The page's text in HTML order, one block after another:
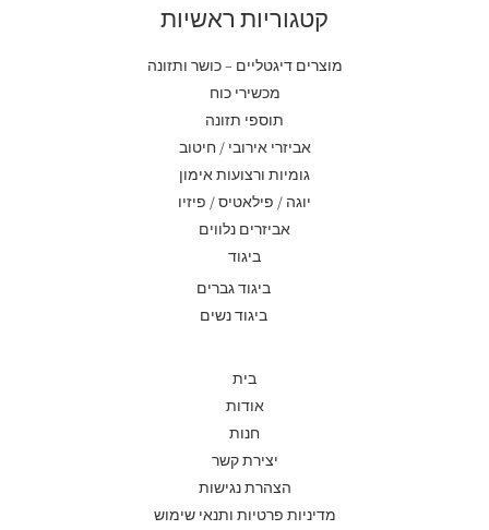
קטגוריות ראשיות
מוצרים דיגטליים – כושר ותזונה
מכשירי כוח
תוספי תזונה
אביזרי אירובי / חיטוב
גומיות ורצועות אימון
יוגה / פילאטיס / פיזיו
אביזרים נלווים
ביגוד
ביגוד גברים
ביגוד נשים
בית
אודות
חנות
יצירת קשר
הצהרת נגישות
מדיניות פרטיות ותנאי שימוש